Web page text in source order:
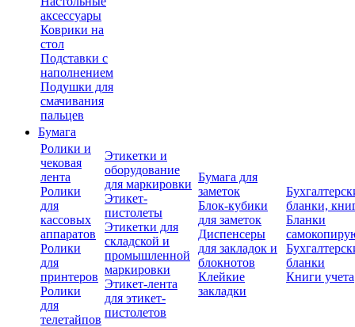
аксессуары
Коврики на
стол
Подставки с
наполнением
Подушки для
смачивания
пальцев
Бумага
Ролики и
чековая
лента
Ролики
для
кассовых
аппаратов
Ролики
для
принтеров
Ролики
для
телетайпов
Этикетки и
оборудование
для маркировки
Этикет-
пистолеты
Этикетки для
складской и
промышленной
маркировки
Этикет-лента
для этикет-
пистолетов
Бумага для
заметок
Блок-кубики
для заметок
Диспенсеры
для закладок и
блокнотов
Клейкие
закладки
бланки,
Бланки
бланки
Книги учета